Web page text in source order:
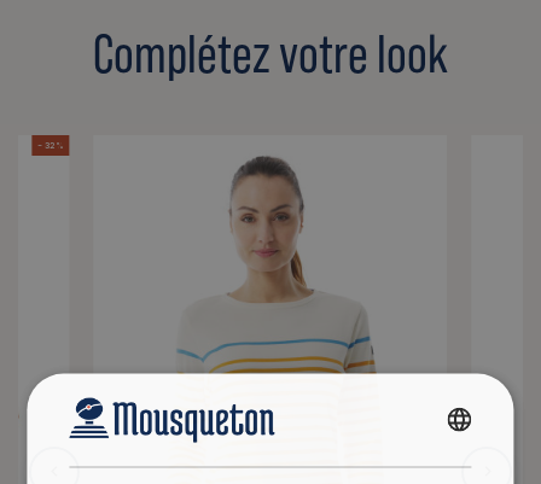
Complétez votre look
- 32 %